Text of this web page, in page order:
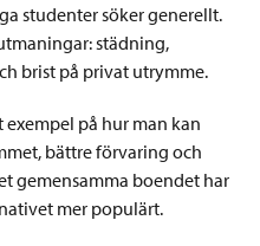
studenter söker generellt.
städning,
brist på privat utrymme.
exempel på hur man kan
bättre förvaring och
gemensamma boendet har
mer populärt.